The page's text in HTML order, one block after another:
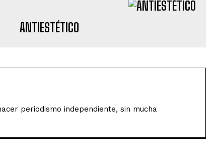
ANTIESTÉTICO
periodismo independiente, sin mucha